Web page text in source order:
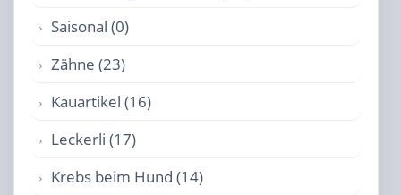
Saisonal (0)
Zähne (23)
Kauartikel (16)
Leckerli (17)
Krebs beim Hund (14)